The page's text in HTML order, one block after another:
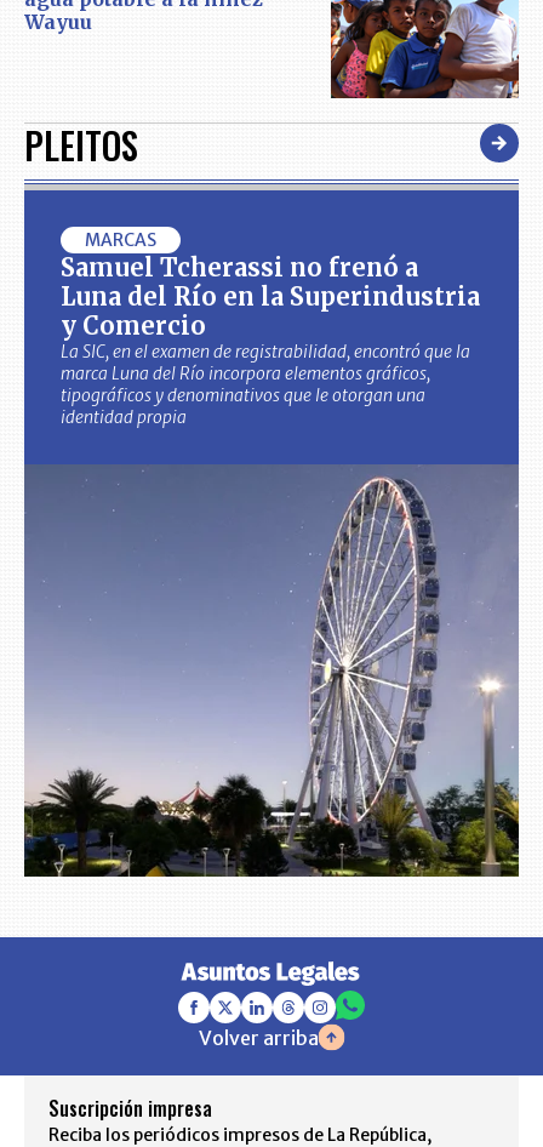
Wayuu
PLEITOS
MARCAS
Samuel Tcherassi no frenó a
Luna del Río en la Superindustria
y Comercio
La SIC, en el examen de registrabilidad, encontró que la
marca Luna del Río incorpora elementos gráficos,
tipográficos y denominativos que le otorgan una
identidad propia
Volver arriba
Suscripción impresa
Reciba los periódicos impresos de La República,